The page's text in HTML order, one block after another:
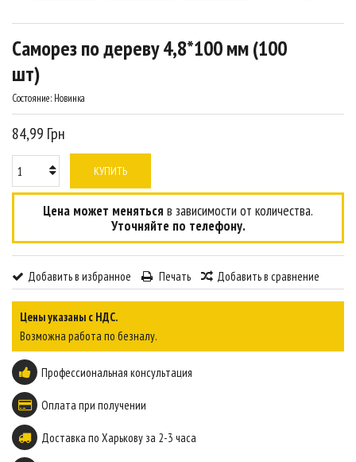
Саморез по дереву 4,8*100 мм (100
шт)
Состояние: Новинка
84,99 Грн
КУПИТЬ
Цена может меняться в зависимости от количества.
Уточняйте по телефону.
Добавить в избранное Печать Добавить в сравнение
Цены указаны с НДС.
Возможна работа по безналу.
Профессиональная консультация
Оплата при получении
Доставка по Харькову за 2-3 часа